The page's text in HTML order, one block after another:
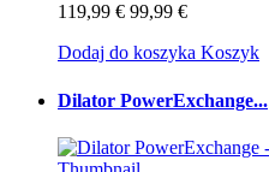
119,99 € 99,99 €
Dodaj do koszyka Koszyk
Dilator PowerExchange...